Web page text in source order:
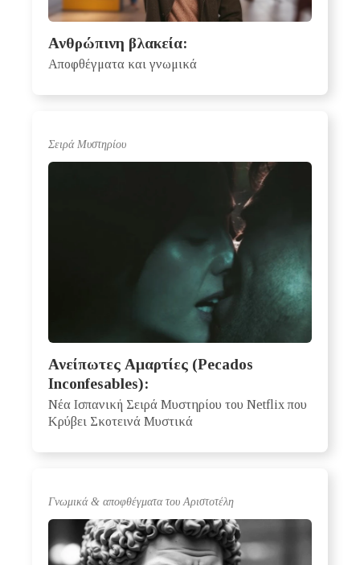
Ανθρώπινη βλακεία:
Αποφθέγματα και γνωμικά
Σειρά Μυστηρίου
Ανείπωτες Αμαρτίες (Pecados
Inconfesables):
Νέα Ισπανική Σειρά Μυστηρίου του Netflix που
Κρύβει Σκοτεινά Μυστικά
Γνωμικά & αποφθέγματα του Αριστοτέλη